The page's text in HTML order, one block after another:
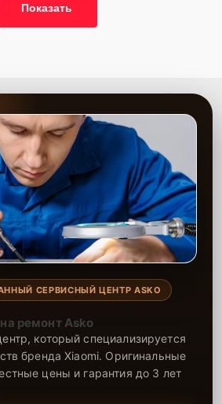
Показать
СЕРВИСНЫЙ ЦЕНТР ASKO
ремонт Asko
который специализируется
бренда Xiaomi. Оригинальные
цены и гарантия до 3 лет